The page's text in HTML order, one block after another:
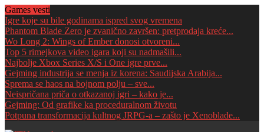
Games vesti
Igre koje su bile godinama ispred svog vremena
Phantom Blade Zero je zvanično završen: pretprodaja kreće...
Wo Long 2: Wings of Ember donosi otvoreni...
Top 5 rimejkova video igara koji su nadmašili...
Najbolje Xbox Series X/S i One igre prve...
Gejming industrija se menja iz korena: Saudijska Arabija...
Sprema se haos na bojnom polju – sve...
Neispričana priča o otkazanoj igri – kako je...
Gejming: Od grafike ka proceduralnom životu
Potpuna transformacija kultnog JRPG-a – zašto je Xenoblade...